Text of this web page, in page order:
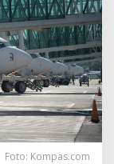
Foto: Kompas.com